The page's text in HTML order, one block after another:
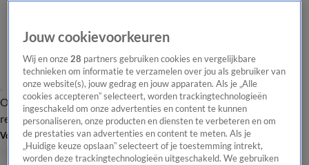
Overzicht Laatste nieuws Regionieuws Het beste van Hart
Tip de
redactie
Volg Hart van Nederland
Jouw cookievoorkeuren
Wij en onze28 partners gebruiken cookies en vergelijkbare
technieken om informatie te verzamelen over jou als gebruiker van
onze website(s), jouw gedrag en jouw apparaten. Als je „Alle
cookies accepteren” selecteert, worden trackingtechnologieën
ingeschakeld om onze advertenties en content te kunnen
personaliseren, onze producten en diensten te verbeteren en om
de prestaties van advertenties en content te meten. Als je
„Huidige keuze opslaan” selecteert of je toestemming intrekt,
worden deze trackingtechnologieën uitgeschakeld. We gebruiken